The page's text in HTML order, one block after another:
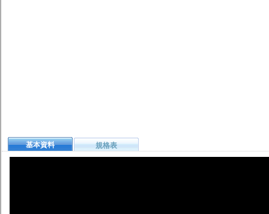
基本資料 規格表